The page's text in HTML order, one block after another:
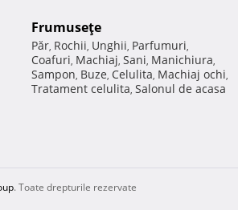
Frumuseţe
Păr, Rochii, Unghii, Parfumuri,
Coafuri, Machiaj, Sani, Manichiura,
Sampon, Buze, Celulita, Machiaj ochi,
Tratament celulita, Salonul de acasa
. Toate drepturile rezervate